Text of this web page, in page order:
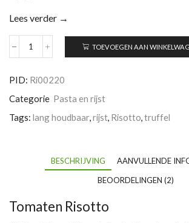
Lees verder →
Tomaten
TOEVOEGEN AAN
PID: Ri00220
Categorie Pasta en rijst
Tags: lang houdbaar,rijst, Risotto,truffel
BESCHRIJVING
AANVULLENDE
BEOORDELINGEN (2)
Tomaten Risotto